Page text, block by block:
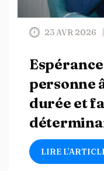
23 AVR 2026
personne
durée et
LIRE